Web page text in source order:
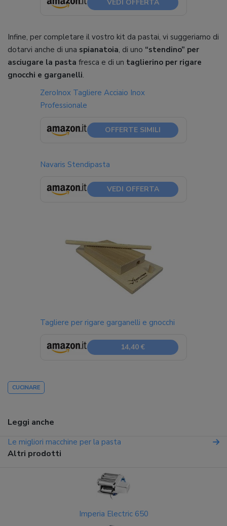
VEDI OFFERTA
Infine, per completare il vostro kit da pastai, vi suggeriamo di
dotarvi anche di una spianatoia, di uno “stendino” per
asciugare la pasta fresca e di un taglierino per rigare
gnocchi e garganelli.
ZeroInox Tagliere Acciaio Inox
Professionale
OFFERTE SIMILI
Navaris Stendipasta
VEDI OFFERTA
Tagliere per rigare garganelli e gnocchi
14,40 €
CUCINARE
Leggi anche
Le migliori macchine per la pasta
Altri prodotti
Imperia Electric 650